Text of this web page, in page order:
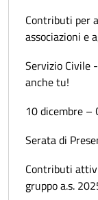
Contributi per
associazioni e
Servizio Civile
anche tu!
10 dicembre –
Serata di
Contributi
gruppo a.s.